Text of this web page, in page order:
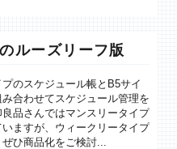
ルーズリーフ版
のスケジュール帳とB5サイ
合わせてスケジュール管理を
品さんではマンスリータイプ
ますが、ウィークリータイプ
ひ商品化をご検討...